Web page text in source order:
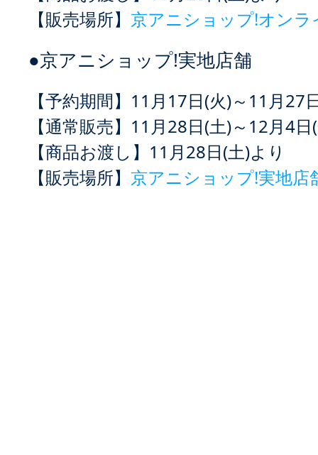
【販売場所】 京アニショップ!オンラ
●京アニショップ!実地店舗
【予約期間】 11月17日(火)～11月27
【通常販売】 11月28日(土)～12月4日
【商品お渡し】 11月28日(土)より
【販売場所】 京アニショップ!実地店